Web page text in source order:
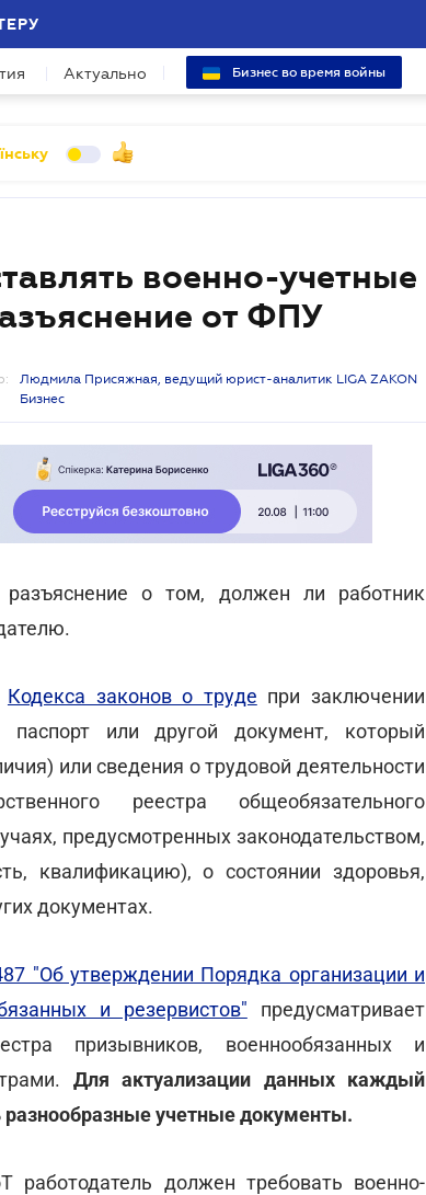
Актуально Бизнес во время войны
военно-учетные
от ФПУ
Людмила Присяжная, ведущий юрист-аналитик LIGA ZAKON
Бизнес
разъяснение о том, должен ли работник
Кодекса законов о труде при заключении
паспорт или другой документ, который
или сведения о трудовой деятельности
реестра общеобязательного
предусмотренных законодательством,
квалификацию), о состоянии здоровья,
документах.
"Об утверждении Порядка организации и
и резервистов" предусматривает
призывников, военнообязанных и
Для актуализации данных каждый
разнообразные учетные документы.
работодатель должен требовать военно-